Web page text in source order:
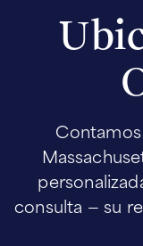
consulta — su